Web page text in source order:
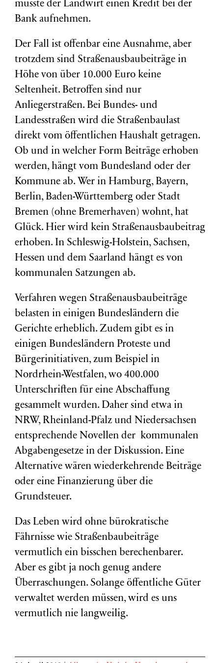
musste der Landwirt einen Kredit bei der
Bank aufnehmen.
Der Fall ist offenbar eine Ausnahme, aber
trotzdem sind Straßenausbaubeiträge in
Höhe von über 10.000 Euro keine
Seltenheit. Betroffen sind nur
Anliegerstraßen. Bei Bundes- und
Landesstraßen wird die Straßenbaulast
direkt vom öffentlichen Haushalt getragen.
Ob und in welcher Form Beiträge erhoben
werden, hängt vom Bundesland oder der
Kommune ab. Wer in Hamburg, Bayern,
Berlin, Baden-Württemberg oder Stadt
Bremen (ohne Bremerhaven) wohnt, hat
Glück. Hier wird kein Straßenausbaubeitrag
erhoben. In Schleswig-Holstein, Sachsen,
Hessen und dem Saarland hängt es von
kommunalen Satzungen ab.
Verfahren wegen Straßenausbaubeiträge
belasten in einigen Bundesländern die
Gerichte erheblich. Zudem gibt es in
einigen Bundesländern Proteste und
Bürgerinitiativen, zum Beispiel in
Nordrhein-Westfalen, wo 400.000
Unterschriften für eine Abschaffung
gesammelt wurden. Daher sind etwa in
NRW, Rheinland-Pfalz und Niedersachsen
entsprechende Novellen der kommunalen
Abgabengesetze in der Diskussion. Eine
Alternative wären wiederkehrende Beiträge
oder eine Finanzierung über die
Grundsteuer.
Das Leben wird ohne bürokratische
Fährnisse wie Straßenbaubeiträge
vermutlich ein bisschen berechenbarer.
Aber es gibt ja noch genug andere
Überraschungen. Solange öffentliche Güter
verwaltet werden müssen, wird es uns
vermutlich nie langweilig.